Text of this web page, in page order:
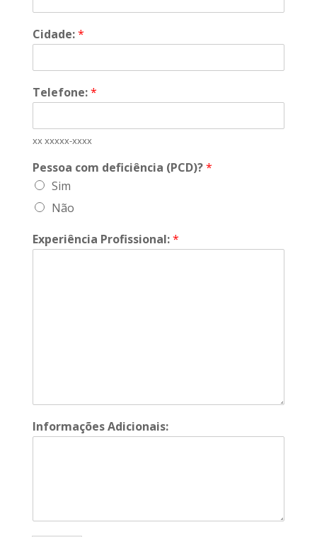
Cidade:*
Telefone:*
xx xxxxx-xxxx
Pessoa com deficiência (PCD)?*
Sim
Não
Experiência Profissional:*
Informações Adicionais: